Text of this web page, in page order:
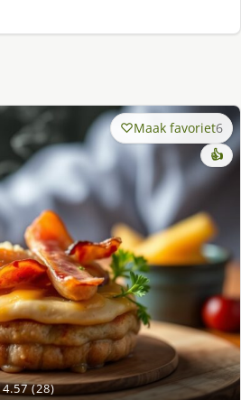
4.57 (28)
Maak favoriet6
👍